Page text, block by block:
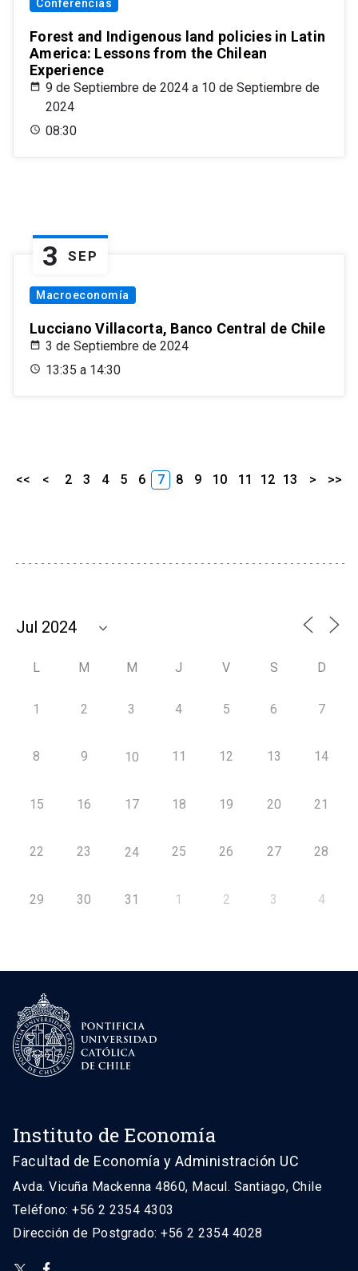
Conferencias
Forest and Indigenous land policies in Latin
America: Lessons from the Chilean
Experience
9 de Septiembre de 2024 a 10 de Septiembre de
2024
08:30
3 SEP
Macroeconomía
Lucciano Villacorta, Banco Central de Chile
3 de Septiembre de 2024
13:35 a 14:30
<< < 2 3 4 5 6 7 8 9 10 11 12 13 > >>
L M M J V S D
1 2 3 4 5 6 7
8 9 10 11 12 13 14
15 16 17 18 19 20 21
22 23 24 25 26 27 28
29 30 31 1 2 3 4
Instituto de Economía
Facultad de Economía y Administración UC
Avda. Vicuña Mackenna 4860, Macul. Santiago, Chile
Teléfono: +56 2 2354 4303
Dirección de Postgrado: +56 2 2354 4028